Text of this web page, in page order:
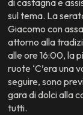
di castagna e
sul tema. La
Giacomo con
attorno alla
alle ore 16:00, la
ruote ‘C’era una
seguire, sono
gara di dolci alla
tutti.